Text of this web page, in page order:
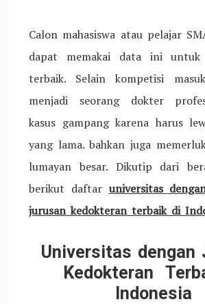
Calon mahasiswa atau pelajar
dapat memakai data ini
terbaik. Selain kompetisi
menjadi seorang dokter
kasus gampang karena harus
yang lama. bahkan juga
lumayan besar. Dikutip dari
berikut daftar universitas
jurusan kedokteran terbaik di
Universitas dengan
Kedokteran
Indonesia